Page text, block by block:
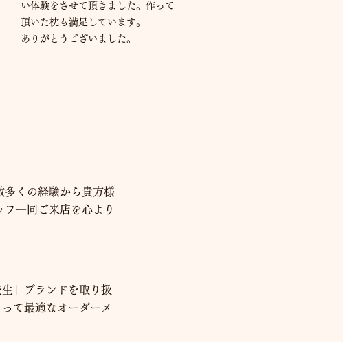
い体験をさせて頂きました。作って
頂いた枕も満足しています。
ありがとうございました。
多くの経験から貴方様
一同ご来店を心より
」ブランドを取り扱
て最適なオーダーメ